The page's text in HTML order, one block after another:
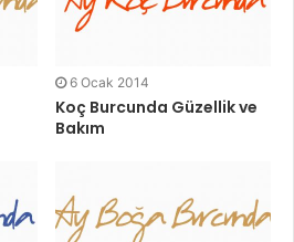
6 Ocak 2014
Koç Burcunda Güzellik ve
Bakım